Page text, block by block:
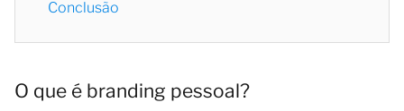
Conclusão
O que é branding pessoal?